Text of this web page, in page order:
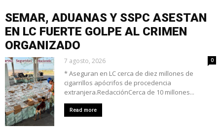
SEMAR, ADUANAS Y SSPC ASESTAN
EN LC FUERTE GOLPE AL CRIMEN
ORGANIZADO
7 agosto, 2026 0
* Aseguran en LC cerca de diez millones de
cigarrillos apócrifos de procedencia
extranjera.RedacciónCerca de 10 millones...
Read more